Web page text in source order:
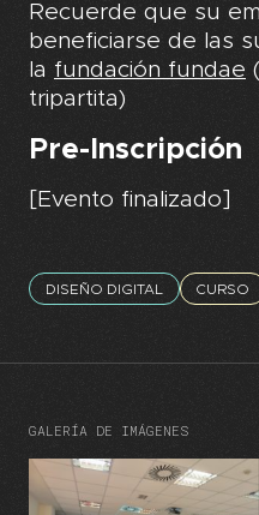
Recuerde que su
beneficiarse de las
la fundación fundae
tripartita)
Pre-Inscripción
[Evento finalizado]
DISEÑO DIGITAL CURSO
GALERÍA DE IMÁGENES